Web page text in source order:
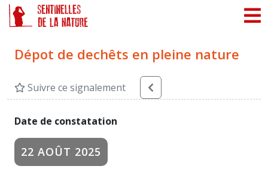
Dépot de dechêts en pleine nature
Suivre ce signalement
Date de constatation
22 AOÛT 2025
Panneau de gestion des cookies